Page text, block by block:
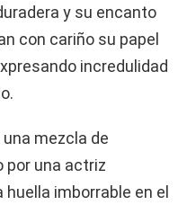
y su encanto
con cariño su papel
incredulidad
mezcla de
por una actriz
huella imborrable en el